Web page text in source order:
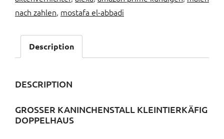
nach zahlen, mostafa el-abbadi
Description
DESCRIPTION
GROSSER KANINCHENSTALL KLEINTIERKÄFIG D
OPPELHAUS